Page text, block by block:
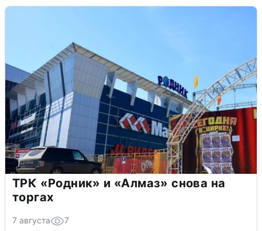
ТРК «Родник» и «Алмаз» снова на
торгах
7 августа 7